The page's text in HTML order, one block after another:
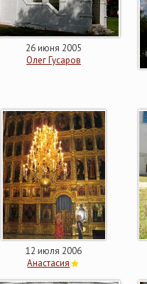
26 июня 2005
Олег Гусаров
12 июля 2006
Анастасия